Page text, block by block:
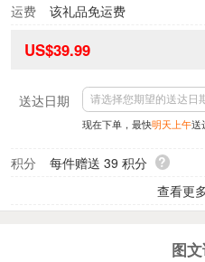
运费
该礼品免运费
US$39.99
送达日期
现在下单，最快明天上午送
积分 每件赠送39 积分
?
查看更
图